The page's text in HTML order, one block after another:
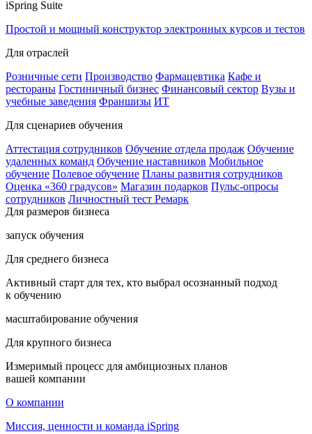
iSpring Suite
Простой и мощный конструктор электронных курсов и тестов
Для отраслей
Розничные сети Производство Фармацевтика Кафе и
рестораны Гостиничный бизнес Финансовый сектор Вузы и
учебные заведения Франшизы ИТ
Для сценариев обучения
Аттестация сотрудников Обучение отдела продаж Обучение
удаленных команд Обучение наставников Мобильное
обучение Полевое обучение Планы развития сотрудников
Оценка «360 градусов» Магазин подарков Пульс-опросы
сотрудников Личностный тест Ремарк
Для размеров бизнеса
запуск обучения
Для среднего бизнеса
Активный старт для тех, кто выбрал осознанный подход
к обучению
масштабирование обучения
Для крупного бизнеса
Измеримый процесс для амбициозных планов
вашей компании
О компании
Миссия, ценности и команда iSpring